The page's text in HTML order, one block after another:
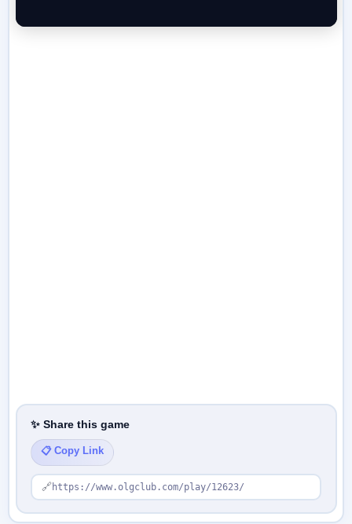
✨ Share this game
📋 Copy Link
🔗 https://www.olgclub.com/play/12623/